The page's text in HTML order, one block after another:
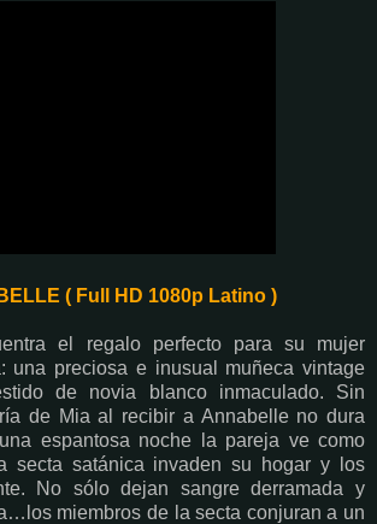
( Full HD 1080p Latino )
el regalo perfecto para su mujer
una preciosa e inusual muñeca vintage
de novia blanco inmaculado. Sin
de Mia al recibir a Annabelle no dura
espantosa noche la pareja ve como
secta satánica invaden su hogar y los
No sólo dejan sangre derramada y
miembros de la secta conjuran a un